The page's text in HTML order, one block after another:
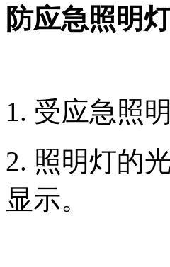
防应急照明
1. 受应急照
2. 照明灯的
显示。